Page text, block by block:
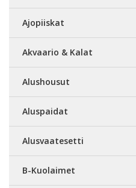
Ajopiiskat
Akvaario & Kalat
Alushousut
Aluspaidat
Alusvaatesetti
B-Kuolaimet